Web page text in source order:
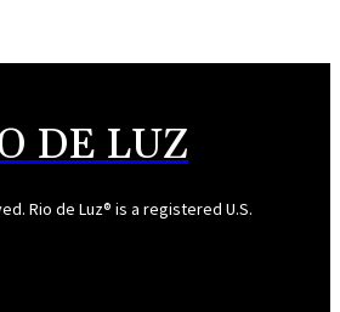
DE LUZ
Rio de Luz® is a registered U.S.